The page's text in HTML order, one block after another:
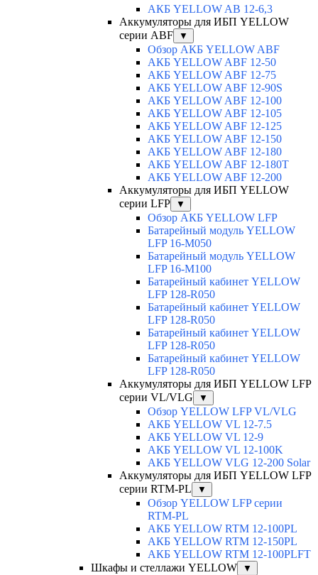
АКБ YELLOW AB 12-6,3
Аккумуляторы для ИБП YELLOW
серии ABF
▼
Обзор АКБ YELLOW ABF
АКБ YELLOW ABF 12-50
АКБ YELLOW ABF 12-75
АКБ YELLOW ABF 12-90S
АКБ YELLOW ABF 12-100
АКБ YELLOW ABF 12-105
АКБ YELLOW ABF 12-125
АКБ YELLOW ABF 12-150
АКБ YELLOW ABF 12-180
АКБ YELLOW ABF 12-180Т
АКБ YELLOW ABF 12-200
Аккумуляторы для ИБП YELLOW
серии LFP
▼
Обзор АКБ YELLOW LFP
Батарейный модуль YELLOW
LFP 16-M050
Батарейный модуль YELLOW
LFP 16-M100
Батарейный кабинет YELLOW
LFP 128-R050
Батарейный кабинет YELLOW
LFP 128-R050
Батарейный кабинет YELLOW
LFP 128-R050
Батарейный кабинет YELLOW
LFP 128-R050
Аккумуляторы для ИБП YELLOW LFP
серии VL/VLG
▼
Обзор YELLOW LFP VL/VLG
АКБ YELLOW VL 12-7.5
АКБ YELLOW VL 12-9
АКБ YELLOW VL 12-100K
АКБ YELLOW VLG 12-200 Solar
Аккумуляторы для ИБП YELLOW LFP
серии RTM-PL
▼
Обзор YELLOW LFP серии
RTM-PL
АКБ YELLOW RTM 12-100PL
АКБ YELLOW RTM 12-150PL
АКБ YELLOW RTM 12-100PLFT
Шкафы и стеллажи YELLOW
▼